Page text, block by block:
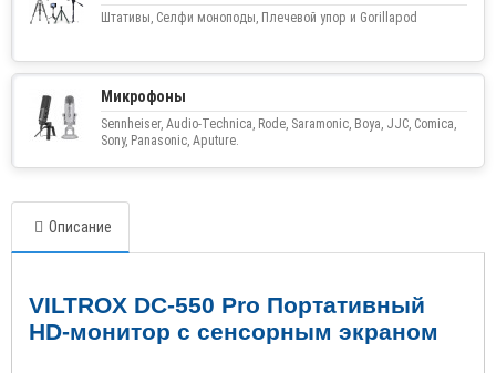
Штативы, Селфи моноподы, Плечевой упор и Gorillapod
Микрофоны
Sennheiser, Audio-Technica, Rode, Saramonic, Boya, JJC, Comica,
Sony, Panasonic, Aputure.
Описание
VILTROX DC-550 Pro Портативный
HD-монитор с сенсорным экраном